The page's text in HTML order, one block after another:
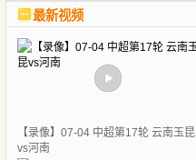
最新视频
【录像】07-04 中超第17轮 云南玉昆
vs河南